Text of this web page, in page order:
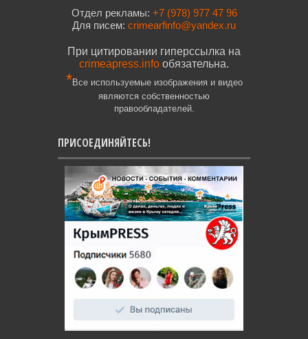
Отдел рекламы: +7 (978) 977 47 96
Для писем: crimearfinfo@yandex.ru
При цитировании гиперссылка на
crimeapress.info обязательна.
*Все используемые изображения и видео
являются собственностью
правообладателей.
ПРИСОЕДИНЯЙТЕСЬ!